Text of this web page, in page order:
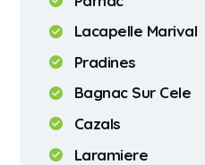
Lacapelle Marival
Pradines
Bagnac Sur Cele
Cazals
Laramiere